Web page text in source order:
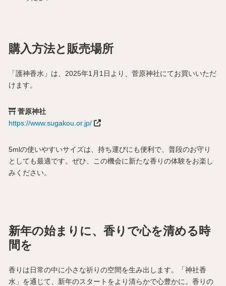
購入方法と販売場所
「護神香水」は、2025年1月1日より、菅原神社にてお買いいただ
けます。
菅原神社
https://www.sugakou.or.jp/
5mlの使いやすいサイズは、持ち運びにも便利で、普段のお守り
としても最適です。ぜひ、この機会に新たな香りの体験をお楽し
みください。
新年の始まりに、香りで心を清める時
間を
香りは日常の中に小さな祈りの空間を生み出します。「神社香
水」を通じて、新年のスタートをより清らかで心豊かに。香りの